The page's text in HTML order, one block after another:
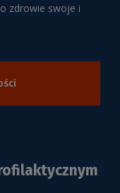
zdrowie swoje i